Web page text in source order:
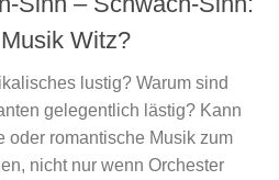
Sinn – Schwach-Sinn:
Witz?
lustig? Warum sind
gelegentlich lästig? Kann
oder romantische Musik zum
nicht nur wenn Orchester